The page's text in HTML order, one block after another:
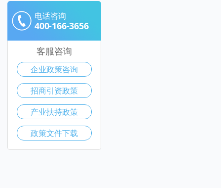
电话咨询
400-166-3656
客服咨询
企业政策咨询
招商引资政策
产业扶持政策
政策文件下载